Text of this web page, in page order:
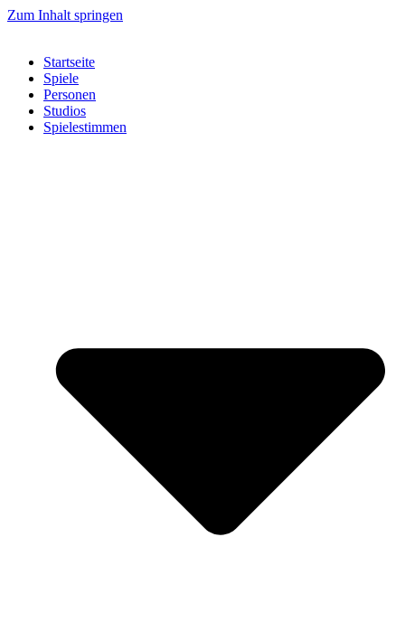
Zum Inhalt springen
Startseite
Spiele
Personen
Studios
Spielestimmen